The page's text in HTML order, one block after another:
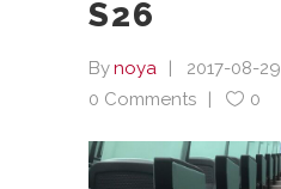
S26
Bynoya
2017-08-29
0 Comments
0